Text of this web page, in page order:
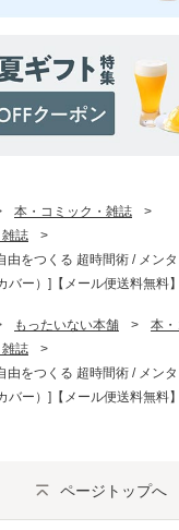
本・コミック・雑誌
>
誌
>
由をつくる 超時間術 / メン
バー）]【メール便送料無料】
もったいない本舗 > 本
誌
>
由をつくる 超時間術 / メン
バー）]【メール便送料無料】
ページトップへ